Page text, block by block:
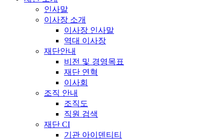
인사말
이사장 소개
이사장 인사말
역대 이사장
재단안내
비전 및 경영목표
재단 연혁
이사회
조직 안내
조직도
직원 검색
재단 CI
기관 아이덴티티